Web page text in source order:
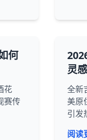
何
花
赛传
灵感
全新
美原
引发
阅读